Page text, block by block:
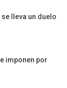
se lleva un duelo
imponen por